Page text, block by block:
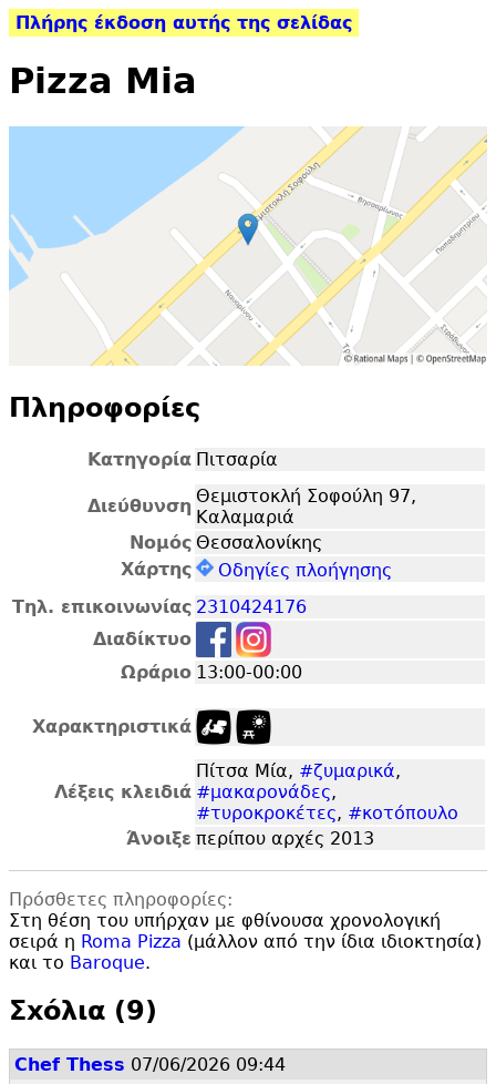
Πλήρης έκδοση αυτής της σελίδας
Pizza Mia
Πληροφορίες
Κατηγορία Πιτσαρία
Διεύθυνση Θεμιστοκλή Σοφούλη 97,
Καλαμαριά
Νομός Θεσσαλονίκης
Χάρτης
Οδηγίες πλοήγησης
Τηλ. επικοινωνίας 2310424176
Διαδίκτυο
Ωράριο 13:00-00:00
Χαρακτηριστικά
Λέξεις κλειδιά
Πίτσα Μία, #ζυμαρικά,
#μακαρονάδες,
#τυροκροκέτες, #κοτόπουλο
Άνοιξε περίπου αρχές 2013
Πρόσθετες πληροφορίες:
Στη θέση του υπήρχαν με φθίνουσα χρονολογική
σειρά η Roma Pizza (μάλλον από την ίδια ιδιοκτησία)
και το Baroque.
Σxόλια (9)
Chef Thess 07/06/2026 09:44